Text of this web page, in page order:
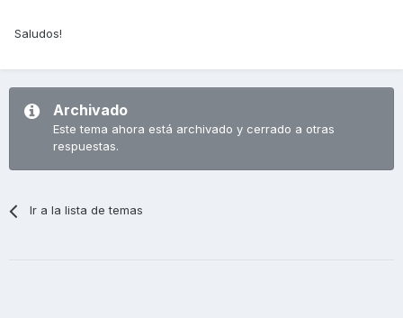
Saludos!
Archivado
Este tema ahora está archivado y cerrado a otras
respuestas.
Ir a la lista de temas